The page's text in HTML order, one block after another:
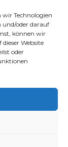
wir Technologien
und/oder darauf
können wir
Website
oder